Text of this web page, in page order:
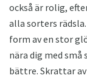
också är rolig,
alla sorters
form av en stor
nära dig med
bättre. Skrattar